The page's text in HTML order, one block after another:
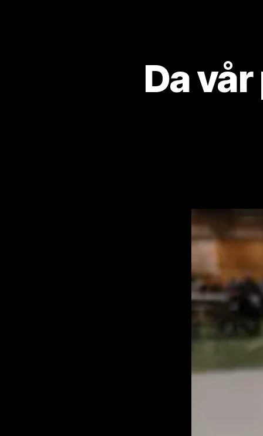
Da